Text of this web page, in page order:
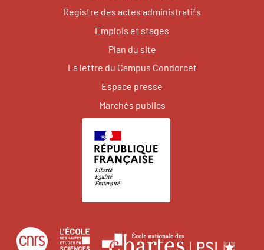
Registre des actes administratifs
Emplois et stages
Plan du site
La lettre du Campus Condorcet
Espace presse
Marchés publics
Centre École